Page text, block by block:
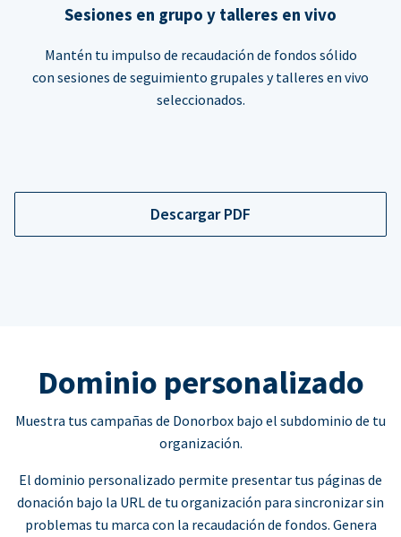
Sesiones en grupo y talleres en vivo
Mantén tu impulso de recaudación de fondos sólido
con sesiones de seguimiento grupales y talleres en vivo
seleccionados.
Descargar PDF
Dominio personalizado
Muestra tus campañas de Donorbox bajo el subdominio de tu
organización.
El dominio personalizado permite presentar tus páginas de
donación bajo la URL de tu organización para sincronizar sin
problemas tu marca con la recaudación de fondos. Genera